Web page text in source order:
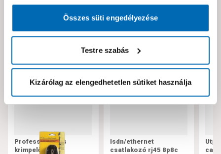
Összes süti engedélyezése
Testre szabás
Kizárólag az elengedhetetlen sütiket használja
Neked ajánljuk!
Professzionális
krimpelő fogó
Isdn/ethernet
csatlakozó rj45 8p8c
Utp
cat